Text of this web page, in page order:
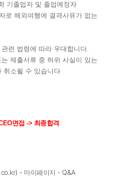
기졸업자 및 졸업예정자
로 해외여행에 결격사유가 없는
련 법령에 따라 우대합니다.
제출서류 중 허위 사실이 있는
취소될 수 있습니다
면접 -> 최종합격
) - 마이페이지 - Q&A